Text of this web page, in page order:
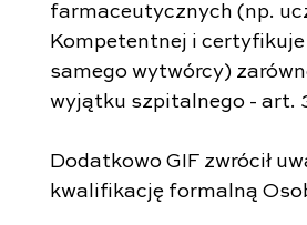
farmaceutycznych (np.
Kompetentnej i
samego wytwórcy)
wyjątku szpitalnego - art.
Dodatkowo GIF zwrócił
kwalifikację formalną